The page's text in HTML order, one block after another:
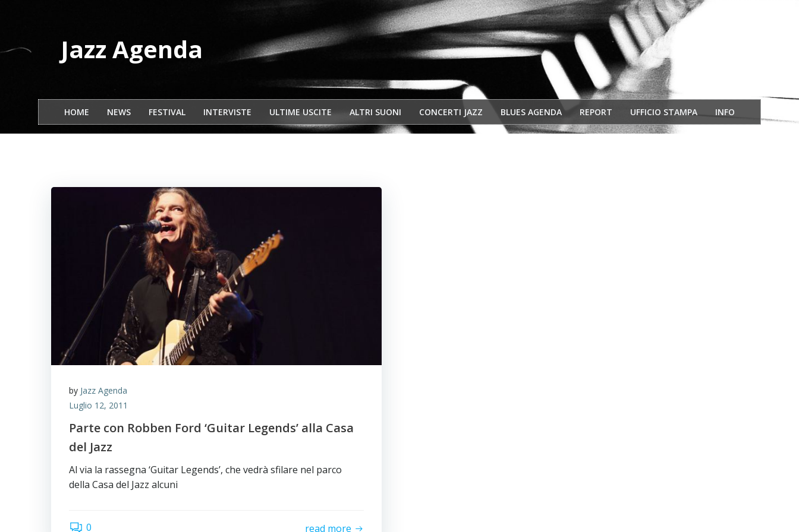
Jazz Agenda
HOME NEWS FESTIVAL INTERVISTE ULTIME USCITE ALTRI SUONI CONCERTI JAZZ BLUES AGENDA REPORT UFFICIO STAMPA INFO
by Jazz Agenda
Luglio 12, 2011
Parte con Robben Ford ‘Guitar Legends’ alla Casa
del Jazz
Al via la rassegna ‘Guitar Legends’, che vedrà sfilare nel parco
della Casa del Jazz alcuni
0 read more